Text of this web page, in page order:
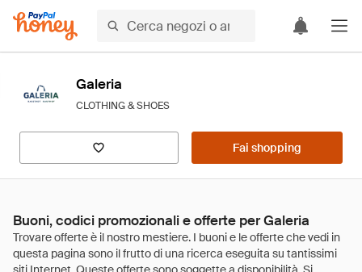
Galeria
CLOTHING & SHOES
Fai shopping
Buoni, codici promozionali e offerte per Galeria